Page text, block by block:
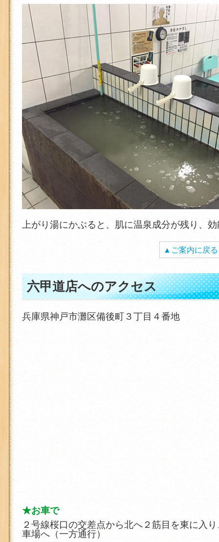
上がり湯にかぶると、肌に温泉成分が残り、
▲ご案内に戻る
六甲道店へのアクセス
兵庫県神戸市灘区備後町３丁目４番地
★お車で
２号線桜口の交差点から北へ２筋目を東に入
車場へ（一方通行）